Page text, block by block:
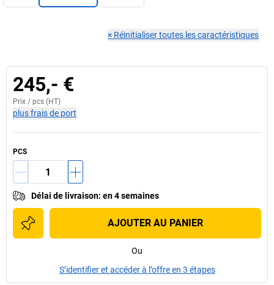
× Réinitialiser toutes les caractéristiques
245,- €
Prix / pcs (HT)
plus frais de port
PCS
Délai de livraison: en 4 semaines
AJOUTER AU PANIER
Ou
S’identifier et accéder à l’offre en 3 étapes